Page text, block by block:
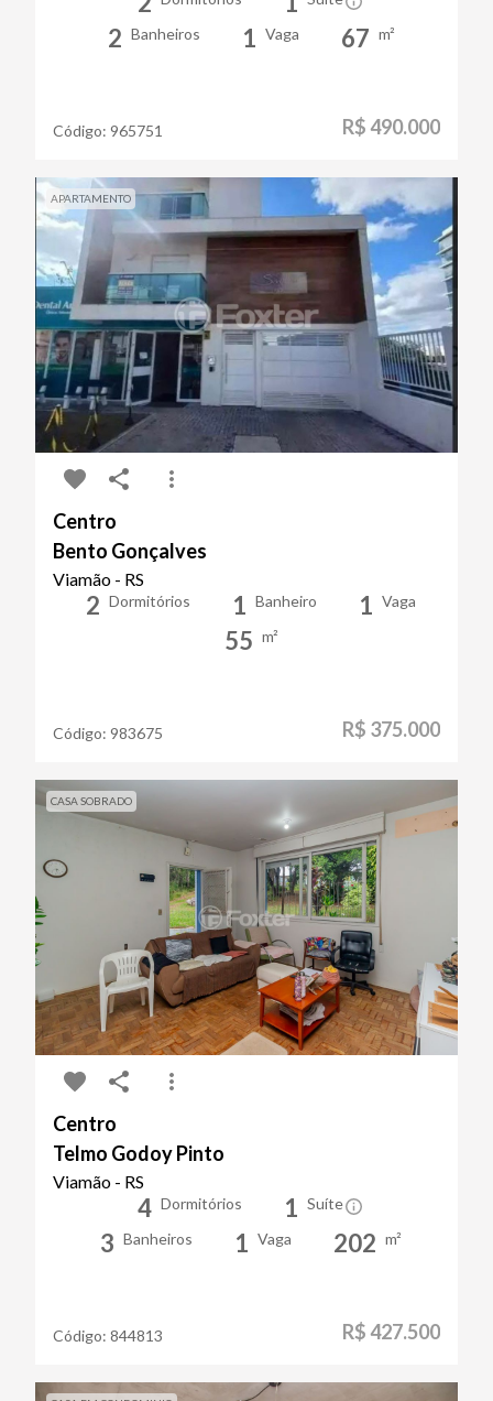
2 Banheiros 1 Vaga 67 m²
Código: 965751 R$ 490.000
APARTAMENTO
Centro
Bento Gonçalves
Viamão - RS
2 Dormitórios 1 Banheiro 1 Vaga
55 m²
Código: 983675 R$ 375.000
CASA SOBRADO
Centro
Telmo Godoy Pinto
Viamão - RS
4 Dormitórios 1 Suíte
3 Banheiros 1 Vaga 202 m²
Código: 844813 R$ 427.500